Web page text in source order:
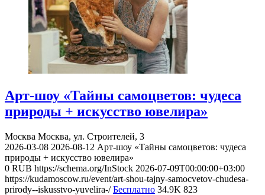
Арт-шоу «Тайны самоцветов: чудеса
природы + искусство ювелира»
Москва Москва, ул. Строителей, 3
2026-03-08 2026-08-12 Арт-шоу «Тайны самоцветов: чудеса
природы + искусство ювелира»
0 RUB https://schema.org/InStock 2026-07-09T00:00:00+03:00
https://kudamoscow.ru/event/art-shou-tajny-samocvetov-chudesa-
prirody--iskusstvo-yuvelira-/ Бесплатно 34.9K 823